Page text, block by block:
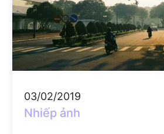
03/02/2019
Nhiếp ảnh